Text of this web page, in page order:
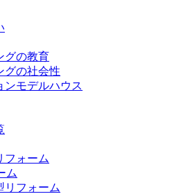
グの教育
グの社会性
ンモデルハウス
フォーム
ム
リフォーム